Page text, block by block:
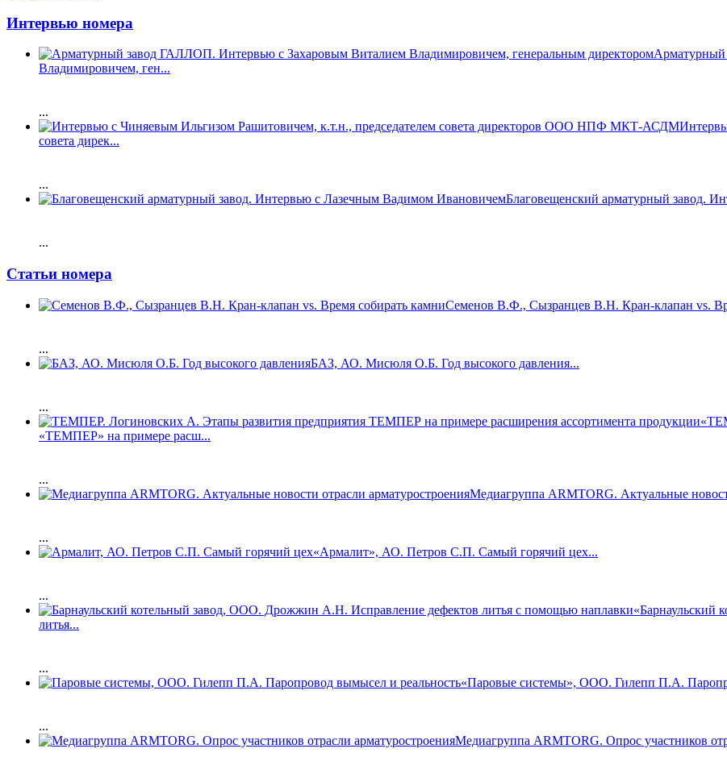
Интервью номера
Владимировичем, ген...
...
совета дирек...
...
Благовещенский арматурный завод.
...
Статьи номера
Семенов В.Ф., Сызранцев В.Н. Кран-клапан vs.
...
БАЗ, АО. Мисюля О.Б. Год высокого давления...
...
«ТЕМПЕР» на примере расш...
...
Медиагруппа ARMTORG. Актуальные
...
«Армалит», АО. Петров С.П. Самый горячий цех...
...
«Барнаульский
литья...
...
«Паровые системы», ООО. Гилепп П.А.
...
Медиагруппа ARMTORG. Опрос участников